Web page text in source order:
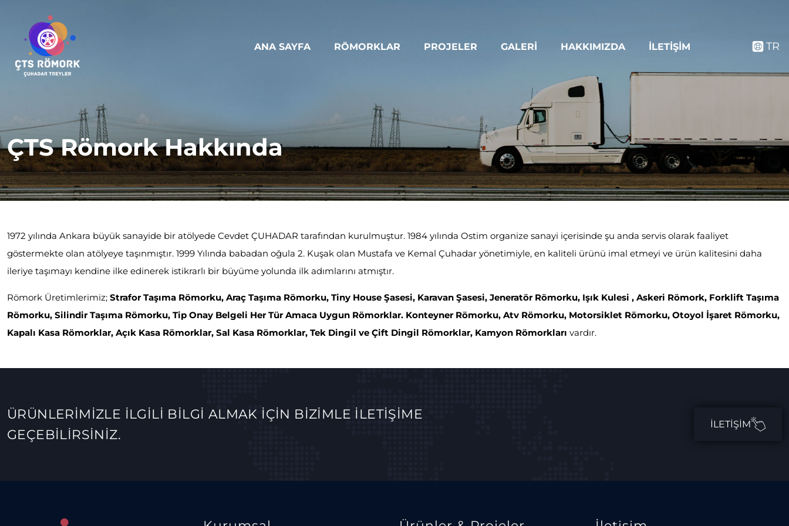
ANA SAYFA RÖMORKLAR PROJELER GALERI HAKKIMIZDA İLETIŞIM TR
ÇTS Römork Hakkında
1972 yılında Ankara büyük sanayide bir atölyede Cevdet ÇUHADAR tarafından kurulmuştur. 1984 yılında Ostim organize sanayi içerisinde şu anda servis olarak faaliyet
göstermekte olan atölyeye taşınmıştır. 1999 Yılında babadan oğula 2. Kuşak olan Mustafa ve Kemal Çuhadar yönetimiyle, en kaliteli ürünü imal etmeyi ve ürün kalitesini daha
ileriye taşımayı kendine ilke edinerek istikrarlı bir büyüme yolunda ilk adımlarını atmıştır.
Römork Üretimlerimiz; Strafor Taşıma Römorku, Araç Taşıma Römorku, Tiny House Şasesi, Karavan Şasesi, Jeneratör Römorku, Işık Kulesi , Askeri Römork, Forklift Taşıma
Römorku, Silindir Taşıma Römorku, Tip Onay Belgeli Her Tür Amaca Uygun Römorklar. Konteyner Römorku, Atv Römorku, Motorsiklet Römorku, Otoyol İşaret Römorku,
Kapalı Kasa Römorklar, Açık Kasa Römorklar, Sal Kasa Römorklar, Tek Dingil ve Çift Dingil Römorklar, Kamyon Römorkları vardır.
ÜRÜNLERİMİZLE İLGİLİ BİLGİ ALMAK İÇİN BİZİMLE İLETİŞİME
GEÇEBİLİRSİNİZ.
İLETIŞIM